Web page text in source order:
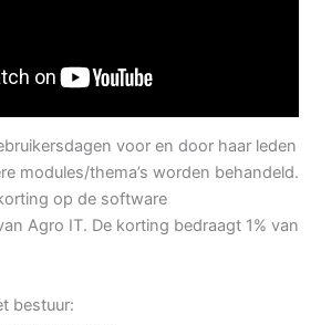
voor en door haar leden
modules/thema’s worden behandeld.
op de software
Agro IT. De korting bedraagt 1% van
bestuur: